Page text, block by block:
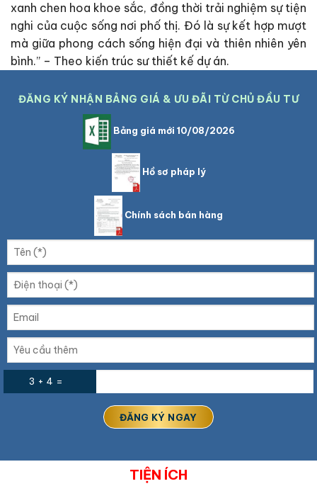
xanh chen hoa khoe sắc, đồng thời trải nghiệm sự tiện
nghi của cuộc sống nơi phố thị. Đó là sự kết hợp mượt
mà giữa phong cách sống hiện đại và thiên nhiên yên
bình.” – Theo kiến trúc sư thiết kế dự án.
ĐĂNG KÝ NHẬN BẢNG GIÁ & ƯU ĐÃI TỪ CHỦ ĐẦU TƯ
Bảng giá mới 10/08/2026
Hồ sơ pháp lý
Chính sách bán hàng
3 + 4 =
TIỆN ÍCH